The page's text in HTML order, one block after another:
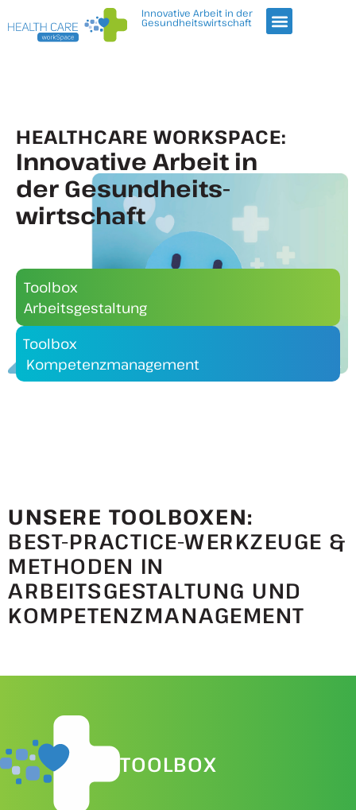
Innovative Arbeit in der
Gesundheitswirtschaft
HEALTHCARE WORKSPACE:
Innovative Arbeit in
der Gesundheits­
wirtschaft
Toolbox
Arbeitsgestaltung
Toolbox
Kompetenzmanagement
UNSERE TOOLBOXEN:
BEST-PRACTICE-WERKZEUGE &
METHODEN IN
ARBEITSGESTALTUNG UND
KOMPETENZMANAGEMENT
TOOLBOX